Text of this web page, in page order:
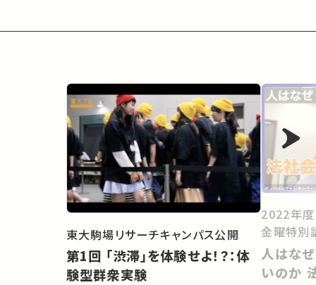
東大駒場リサーチキャンパス公開
第1回 「渋滞」を体験せよ！？：体
験型群衆実験
2022年度
金曜特別
人はな
いのか